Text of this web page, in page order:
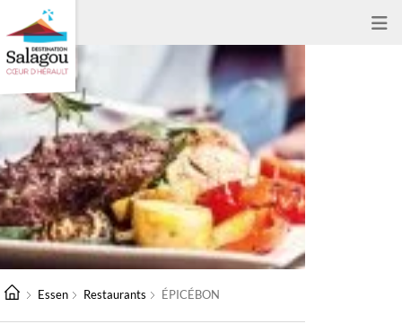
Essen Restaurants ÉPICÉBON